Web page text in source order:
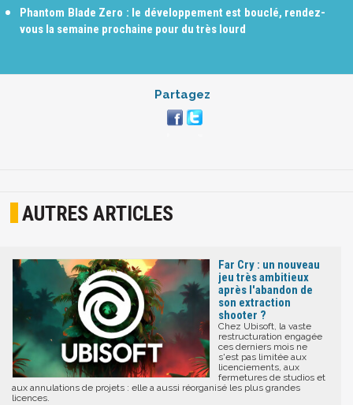
Phantom Blade Zero : le développement est bouclé, rendez-
vous la semaine prochaine pour du très lourd
Partagez
AUTRES ARTICLES
Far Cry : un nouveau
jeu très ambitieux
après l'abandon de
son extraction
shooter ?
Chez Ubisoft, la vaste
restructuration engagée
ces derniers mois ne
s'est pas limitée aux
licenciements, aux
fermetures de studios et
aux annulations de projets : elle a aussi réorganisé les plus grandes
licences.